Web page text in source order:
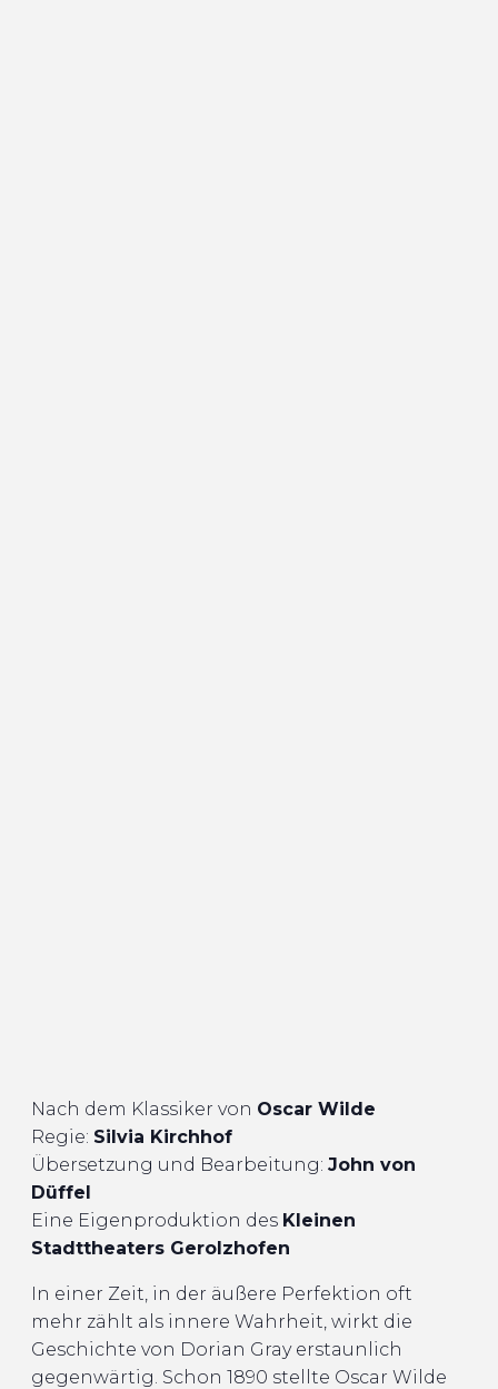
Nach dem Klassiker von Oscar Wilde
Regie: Silvia Kirchhof
Übersetzung und Bearbeitung: John von
Düffel
Eine Eigenproduktion des Kleinen
Stadttheaters Gerolzhofen
In einer Zeit, in der äußere Perfektion oft
mehr zählt als innere Wahrheit, wirkt die
Geschichte von Dorian Gray erstaunlich
gegenwärtig. Schon 1890 stellte Oscar Wilde